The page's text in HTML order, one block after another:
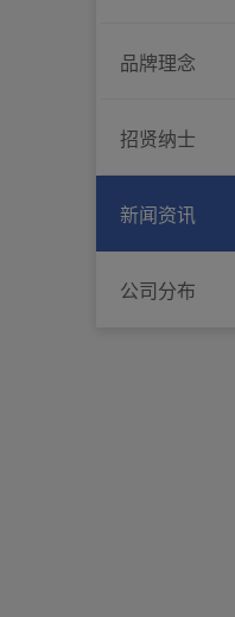
品牌理念
招贤纳士
新闻资讯
公司分布